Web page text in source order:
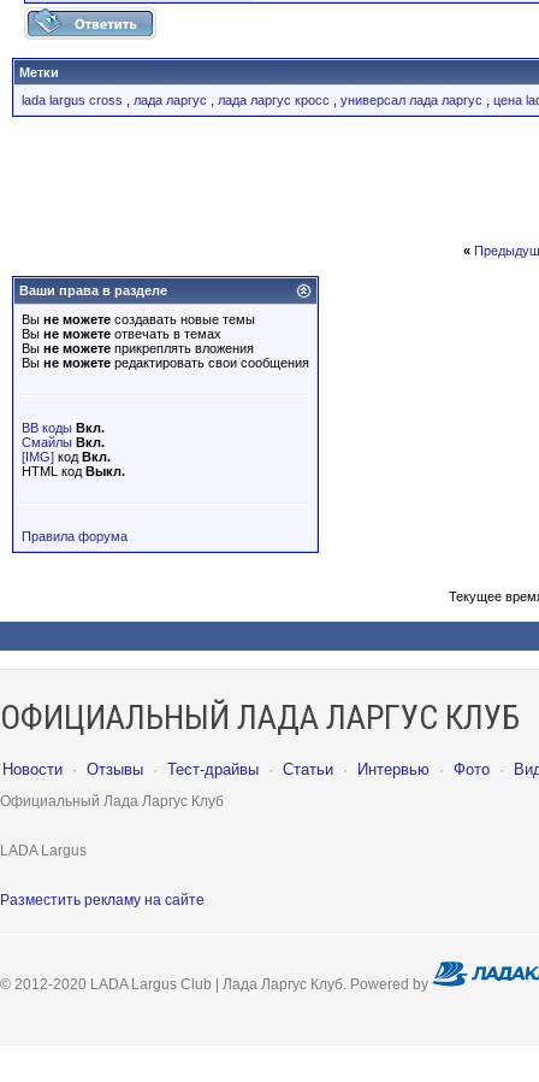
Метки
lada largus cross
лада ларгус лада ларгус кросс универсал лада ларгус цена
«
Ваши права в разделе
Вы не можете создавать новые темы
Вы не можете отвечать в темах
Вы не можете прикреплять вложения
Вы не можете редактировать свои сообщения
BB коды Вкл.
Смайлы Вкл.
[IMG] код Вкл.
HTML код Выкл.
Правила форума
Текущее
ОФИЦИАЛЬНЫЙ ЛАДА ЛАРГУС КЛУБ
Новости · Отзывы · Тест-драйвы · Статьи · Интервью · Фото ·
Официальный Лада Ларгус Клуб
LADA Largus
Разместить рекламу на сайте
© 2012-2020 LADA Largus Club | Лада Ларгус Клуб. Powered by